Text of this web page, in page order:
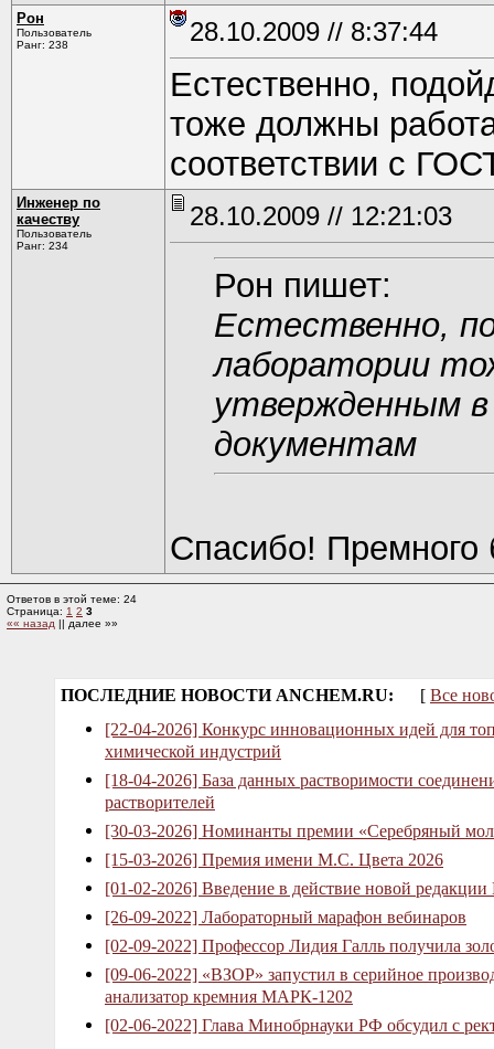
Рон
Пользователь
Ранг: 238
28.10.2009 // 8:37:44
Естественно,
тоже должны
соответствии с
Инженер по
качеству
Пользователь
Ранг: 234
28.10.2009 // 12:21:03
Рон пишет:
Естественно,
лаборатории
утвержденным
документам
Спасибо! Премного
Ответов в этой теме: 24
Страница: 1 2 3
«« назад || далее »»
ПОСЛЕДНИЕ НОВОСТИ ANCHEM.RU: [ Все
[22-04-2026] Конкурс инновационных идей для
химической индустрий
[18-04-2026] База данных растворимости
растворителей
[30-03-2026] Номинанты премии «Серебряный
[15-03-2026] Премия имени М.С. Цвета 2026
[01-02-2026] Введение в действие новой
[26-09-2022] Лабораторный марафон вебинаров
[02-09-2022] Профессор Лидия Галль получила
[09-06-2022] «ВЗОР» запустил в серийное
анализатор кремния МАРК-1202
[02-06-2022] Глава Минобрнауки РФ обсудил с